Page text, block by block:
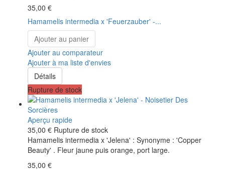
35,00 €
Hamamelis intermedia x 'Feuerzauber' -...
Ajouter au panier
Ajouter au comparateur
Ajouter à ma liste d'envies
Détails
Rupture de stock
Aperçu rapide
35,00 € Rupture de stock
Hamamelis intermedia x 'Jelena' : Synonyme : 'Copper
Beauty' . Fleur jaune puis orange, port large.
35,00 €